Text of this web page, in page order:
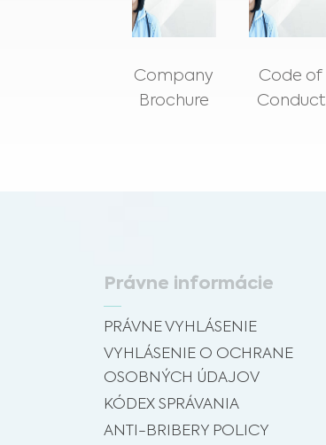
Company
Brochure
Code of
Conduct
Právne informácie
PRÁVNE VYHLÁSENIE
VYHLÁSENIE O OCHRANE
OSOBNÝCH ÚDAJOV
KÓDEX SPRÁVANIA
ANTI-BRIBERY POLICY